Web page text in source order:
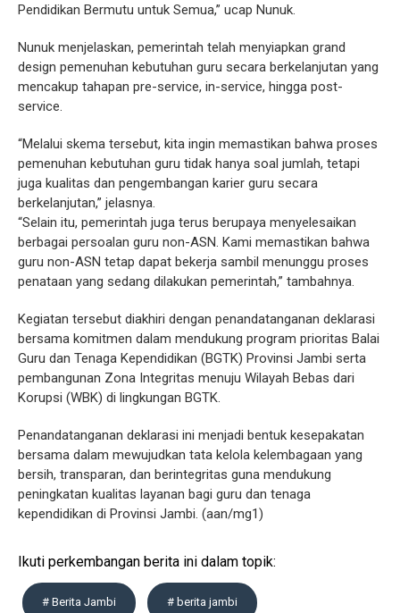
Pendidikan Bermutu untuk Semua,” ucap Nunuk.
Nunuk menjelaskan, pemerintah telah menyiapkan grand
design pemenuhan kebutuhan guru secara berkelanjutan yang
mencakup tahapan pre-service, in-service, hingga post-
service.
“Melalui skema tersebut, kita ingin memastikan bahwa proses
pemenuhan kebutuhan guru tidak hanya soal jumlah, tetapi
juga kualitas dan pengembangan karier guru secara
berkelanjutan,” jelasnya.
“Selain itu, pemerintah juga terus berupaya menyelesaikan
berbagai persoalan guru non-ASN. Kami memastikan bahwa
guru non-ASN tetap dapat bekerja sambil menunggu proses
penataan yang sedang dilakukan pemerintah,” tambahnya.
Kegiatan tersebut diakhiri dengan penandatanganan deklarasi
bersama komitmen dalam mendukung program prioritas Balai
Guru dan Tenaga Kependidikan (BGTK) Provinsi Jambi serta
pembangunan Zona Integritas menuju Wilayah Bebas dari
Korupsi (WBK) di lingkungan BGTK.
Penandatanganan deklarasi ini menjadi bentuk kesepakatan
bersama dalam mewujudkan tata kelola kelembagaan yang
bersih, transparan, dan berintegritas guna mendukung
peningkatan kualitas layanan bagi guru dan tenaga
kependidikan di Provinsi Jambi. (aan/mg1)
Ikuti perkembangan berita ini dalam topik:
# Berita Jambi # berita jambi